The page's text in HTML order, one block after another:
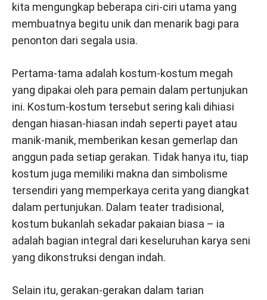
kita mengungkap beberapa ciri-ciri utama yang
membuatnya begitu unik dan menarik bagi para
penonton dari segala usia.
Pertama-tama adalah kostum-kostum megah
yang dipakai oleh para pemain dalam pertunjukan
ini. Kostum-kostum tersebut sering kali dihiasi
dengan hiasan-hiasan indah seperti payet atau
manik-manik, memberikan kesan gemerlap dan
anggun pada setiap gerakan. Tidak hanya itu, tiap
kostum juga memiliki makna dan simbolisme
tersendiri yang memperkaya cerita yang diangkat
dalam pertunjukan. Dalam teater tradisional,
kostum bukanlah sekadar pakaian biasa – ia
adalah bagian integral dari keseluruhan karya seni
yang dikonstruksi dengan indah.
Selain itu, gerakan-gerakan dalam tarian